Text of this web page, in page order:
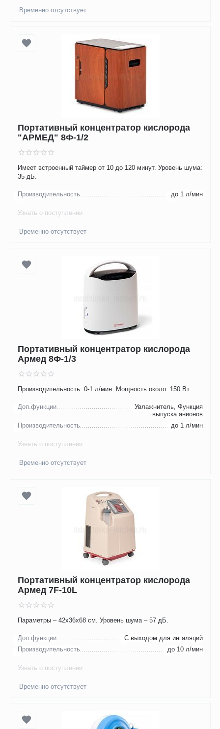
Временно отсутствует
Портативный концентратор кислорода
"АРМЕД" 8Ф-1/2
Имеет встроенный таймер от 10 до 120 минут. Уровень шума:
35 дБ.
Производительность до 1 л/мин
Узнать о поступлении
Временно отсутствует
Портативный концентратор кислорода
Армед 8Ф-1/3
Производительность: 0-1 л/мин. Мощность около: 150 Вт.
Доп.функции
Увлажнитель, Функция
выпуска анионов
Производительность
до 1 л/мин
Узнать о поступлении
Временно отсутствует
Портативный концентратор кислорода
Армед 7F-10L
Параметры – 42х36х68 см. Уровень шума – 57 дБ.
Доп.функции
С выходом для ингаляций
Производительность
до 10 л/мин
Узнать о поступлении
Временно отсутствует